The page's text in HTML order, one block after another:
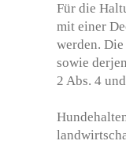
Für die
mit einer
werden.
sowie
2 Abs. 4